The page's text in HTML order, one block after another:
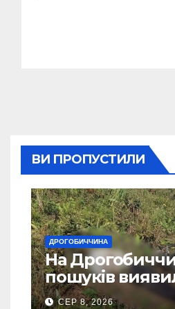
ВИ ПРОПУСТИЛИ
ДРОГОБИЧЧИНА
На
пошуків
зниклого
СЕР 8, 2026